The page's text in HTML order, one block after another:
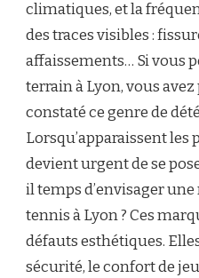
climatiques, et la
des traces visibles :
affaissements… Si vous
terrain à Lyon, vous
constaté ce genre de
Lorsqu’apparaissent les
devient urgent de se
il temps d’envisager
tennis à Lyon ? Ces
défauts esthétiques.
sécurité, le confort de